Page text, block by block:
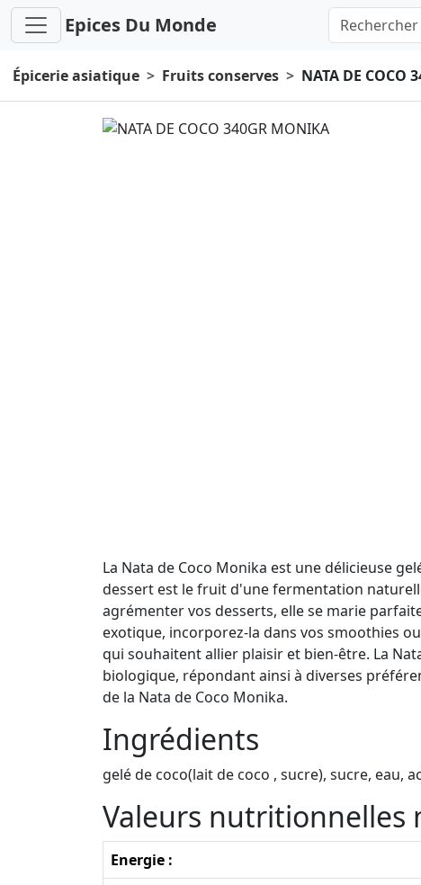
Epices Du Monde
Épicerie asiatique Fruits conserves NATA DE COCO
La Nata de Coco Monika est une délicieuse
dessert est le fruit d'une fermentation
agrémenter vos desserts, elle se marie
exotique, incorporez-la dans vos smoothies
qui souhaitent allier plaisir et bien-être. La
biologique, répondant ainsi à diverses
de la Nata de Coco Monika.
Ingrédients
gelé de coco(lait de coco , sucre), sucre, eau,
Valeurs nutritionnelles
Energie :